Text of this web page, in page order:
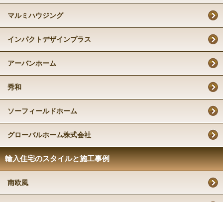
マルミハウジング
インパクトデザインプラス
アーバンホーム
秀和
ソーフィールドホーム
グローバルホーム株式会社
輸入住宅のスタイルと施工事例
南欧風